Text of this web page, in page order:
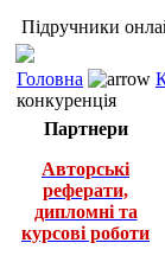
Підручники
Головна
конкуренція
Партнери
Авторські
реферати,
дипломні та
курсові роботи